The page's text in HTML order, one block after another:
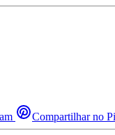
Compartilhar no